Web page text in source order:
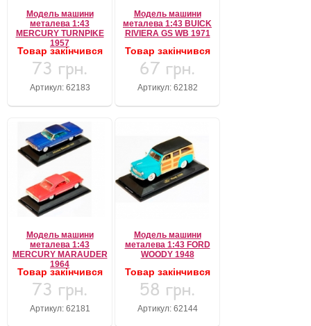
Модель машини
металева 1:43
MERCURY TURNPIKE
1957
Товар закінчився
73 грн.
Артикул: 62183
Модель машини
металева 1:43 BUICK
RIVIERA GS WB 1971
Товар закінчився
67 грн.
Артикул: 62182
Модель машини
металева 1:43
MERCURY MARAUDER
1964
Товар закінчився
73 грн.
Артикул: 62181
Модель машини
металева 1:43 FORD
WOODY 1948
Товар закінчився
58 грн.
Артикул: 62144